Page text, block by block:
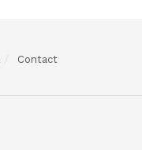
Contact